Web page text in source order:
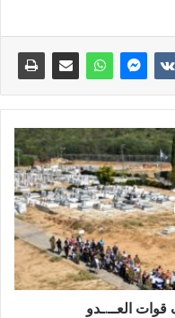
العــ.ـدو